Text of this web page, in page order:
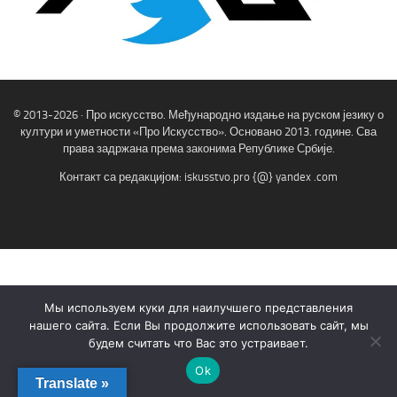
© 2013-2026 · Про искусство. Међународно издање на руском језику о
култури и уметности «Про Искусство». Основано 2013. године. Сва
права задржана према законима Републике Србије.
Контакт са редакцијом: iskusstvo.pro {@} yandex .com
twitter
Translate »
Мы используем куки для наилучшего представления
нашего сайта. Если Вы продолжите использовать сайт, мы
будем считать что Вас это устраивает.
Ok